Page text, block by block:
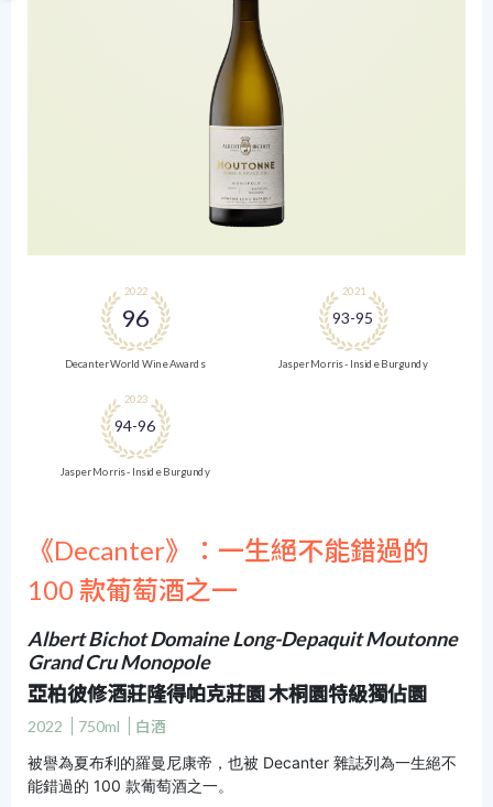
2022
96
Decanter World Wine Awards
2021
93-95
Jasper Morris - Inside Burgundy
2023
94-96
Jasper Morris - Inside Burgundy
《Decanter》：一生絕不能錯過的
100 款葡萄酒之一
Albert Bichot Domaine Long-Depaquit Moutonne
Grand Cru Monopole
亞柏彼修酒莊隆得帕克莊園 木桐園特級獨佔園
2022 750ml
白酒
被譽為夏布利的羅曼尼康帝，也被 Decanter 雜誌列為一生絕不
能錯過的 100 款葡萄酒之一。